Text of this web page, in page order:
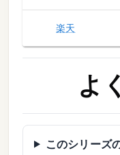
楽天
よ
このシリーズ